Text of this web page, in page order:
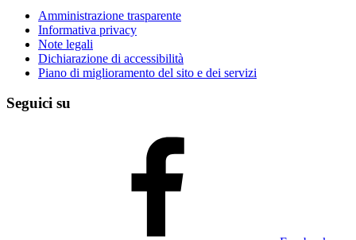
Amministrazione trasparente
Informativa privacy
Note legali
Dichiarazione di accessibilità
Piano di miglioramento del sito e dei servizi
Seguici su